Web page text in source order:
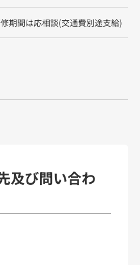
期間は応相談(交通費別途支給)
及び問い合わ